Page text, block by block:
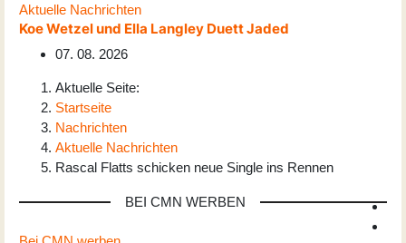
Aktuelle Nachrichten
Koe Wetzel und Ella Langley Duett Jaded
07. 08. 2026
Aktuelle Seite:
Startseite
Nachrichten
Aktuelle Nachrichten
Rascal Flatts schicken neue Single ins Rennen
BEI CMN WERBEN